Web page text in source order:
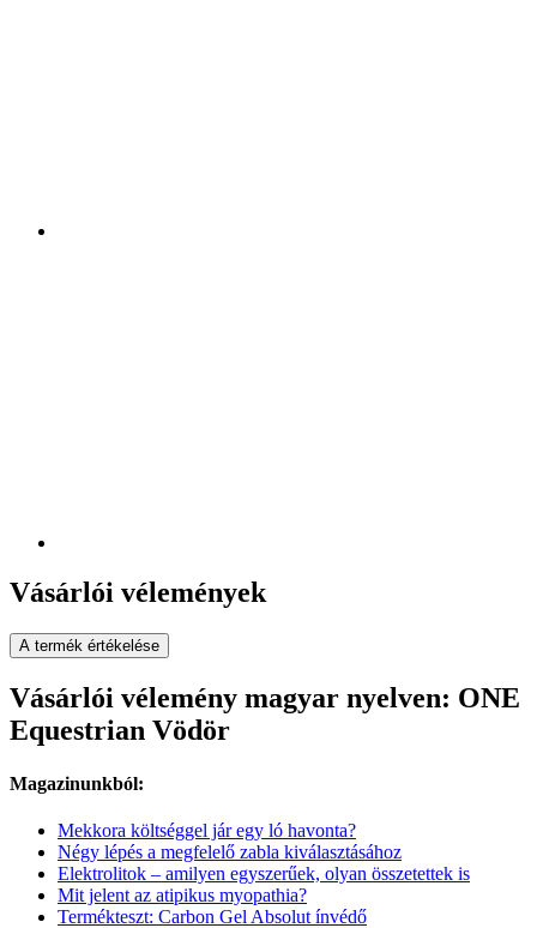
Vásárlói vélemények
A termék értékelése
Vásárlói vélemény magyar nyelven: ONE
Equestrian Vödör
Magazinunkból:
Mekkora költséggel jár egy ló havonta?
Négy lépés a megfelelő zabla kiválasztásához
Elektrolitok – amilyen egyszerűek, olyan összetettek is
Mit jelent az atipikus myopathia?
Termékteszt: Carbon Gel Absolut ínvédő